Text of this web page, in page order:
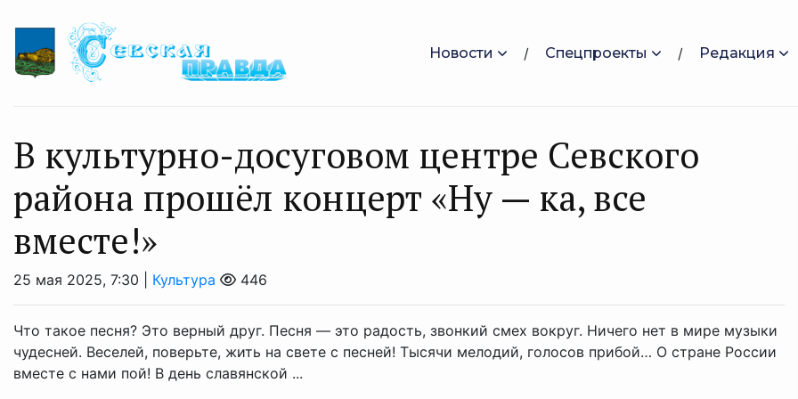
Новости Спецпроекты Редакция
В культурно-досуговом центре Севского
района прошёл концерт «Ну — ка, все
вместе!»
25 мая 2025, 7:30 | Культура 446
Что такое песня? Это верный друг. Песня — это радость, звонкий смех вокруг. Ничего нет в мире музыки
чудесней. Веселей, поверьте, жить на свете с песней! Тысячи мелодий, голосов прибой… О стране России
вместе с нами пой! В день славянской ...